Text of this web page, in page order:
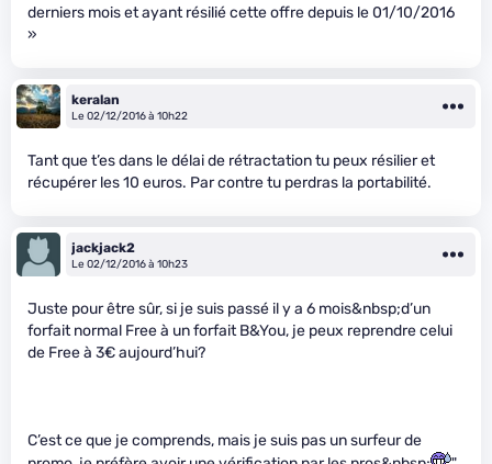
derniers mois et ayant résilié cette offre depuis le 01/10/2016
»
keralan
Le 02/12/2016 à 10h22
Tant que t’es dans le délai de rétractation tu peux résilier et
récupérer les 10 euros. Par contre tu perdras la portabilité.
jackjack2
Le 02/12/2016 à 10h23
Juste pour être sûr, si je suis passé il y a 6 mois&nbsp;d’un
forfait normal Free à un forfait B&You, je peux reprendre celui
de Free à 3€ aujourd’hui?
C’est ce que je comprends, mais je suis pas un surfeur de